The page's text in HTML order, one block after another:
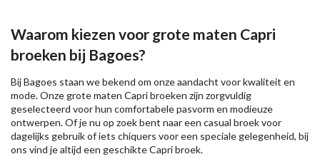
Waarom kiezen voor grote maten Capri
broeken bij Bagoes?
Bij Bagoes staan we bekend om onze aandacht voor kwaliteit en
mode. Onze grote maten Capri broeken zijn zorgvuldig
geselecteerd voor hun comfortabele pasvorm en modieuze
ontwerpen. Of je nu op zoek bent naar een casual broek voor
dagelijks gebruik of iets chiquers voor een speciale gelegenheid, bij
ons vind je altijd een geschikte Capri broek.